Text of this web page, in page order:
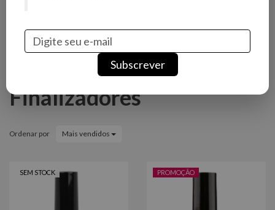
Marcas
Purple Primers &
Finalizadores
Ordenar por Mais vendidos
SEM STOCK PROMOÇÃO
Subscrever